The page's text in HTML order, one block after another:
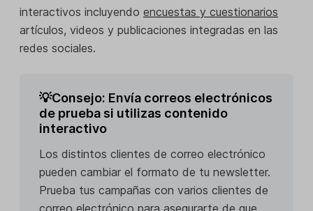
interactivos incluyendo encuestas y cuestionarios
artículos, videos y publicaciones integradas en las
redes sociales.
💡Consejo: Envía correos electrónicos
de prueba si utilizas contenido
interactivo
Los distintos clientes de correo electrónico
pueden cambiar el formato de tu newsletter.
Prueba tus campañas con varios clientes de